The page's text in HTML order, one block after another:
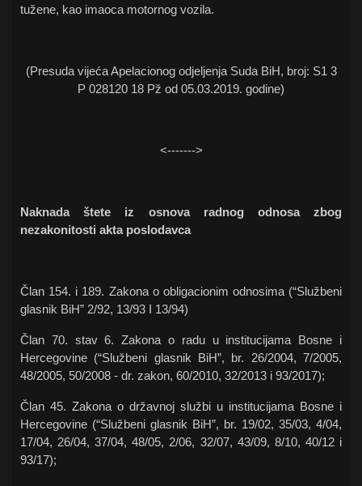
tužene, kao imaoca motornog vozila.
(Presuda vijeća Apelacionog odjeljenja Suda BiH, broj: S1 3
P 028120 18 Pž od 05.03.2019. godine)
<------->
Naknada štete iz osnova radnog odnosa zbog
nezakonitosti akta poslodavca
Član 154. i 189. Zakona o obligacionim odnosima (“Službeni
glasnik BiH” 2/92, 13/93 I 13/94)
Član 70. stav 6. Zakona o radu u institucijama Bosne i
Hercegovine (“Službeni glasnik BiH”, br. 26/2004, 7/2005,
48/2005, 50/2008 - dr. zakon, 60/2010, 32/2013 i 93/2017);
Član 45. Zakona o državnoj službi u institucijama Bosne i
Hercegovine (“Službeni glasnik BiH”, br. 19/02, 35/03, 4/04,
17/04, 26/04, 37/04, 48/05, 2/06, 32/07, 43/09, 8/10, 40/12 i
93/17);